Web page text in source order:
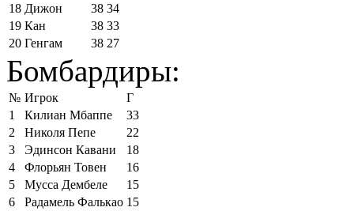
18 Дижон 38 34
19 Кан 38 33
20 Генгам 38 27
Бомбардиры:
№ Игрок
Г
1
Килиан Мбаппе
33
2
Николя Пепе
22
3
Эдинсон Кавани
18
4
Флорьян Товен
16
5
Мусса Дембеле
15
6
Радамель Фалькао 15